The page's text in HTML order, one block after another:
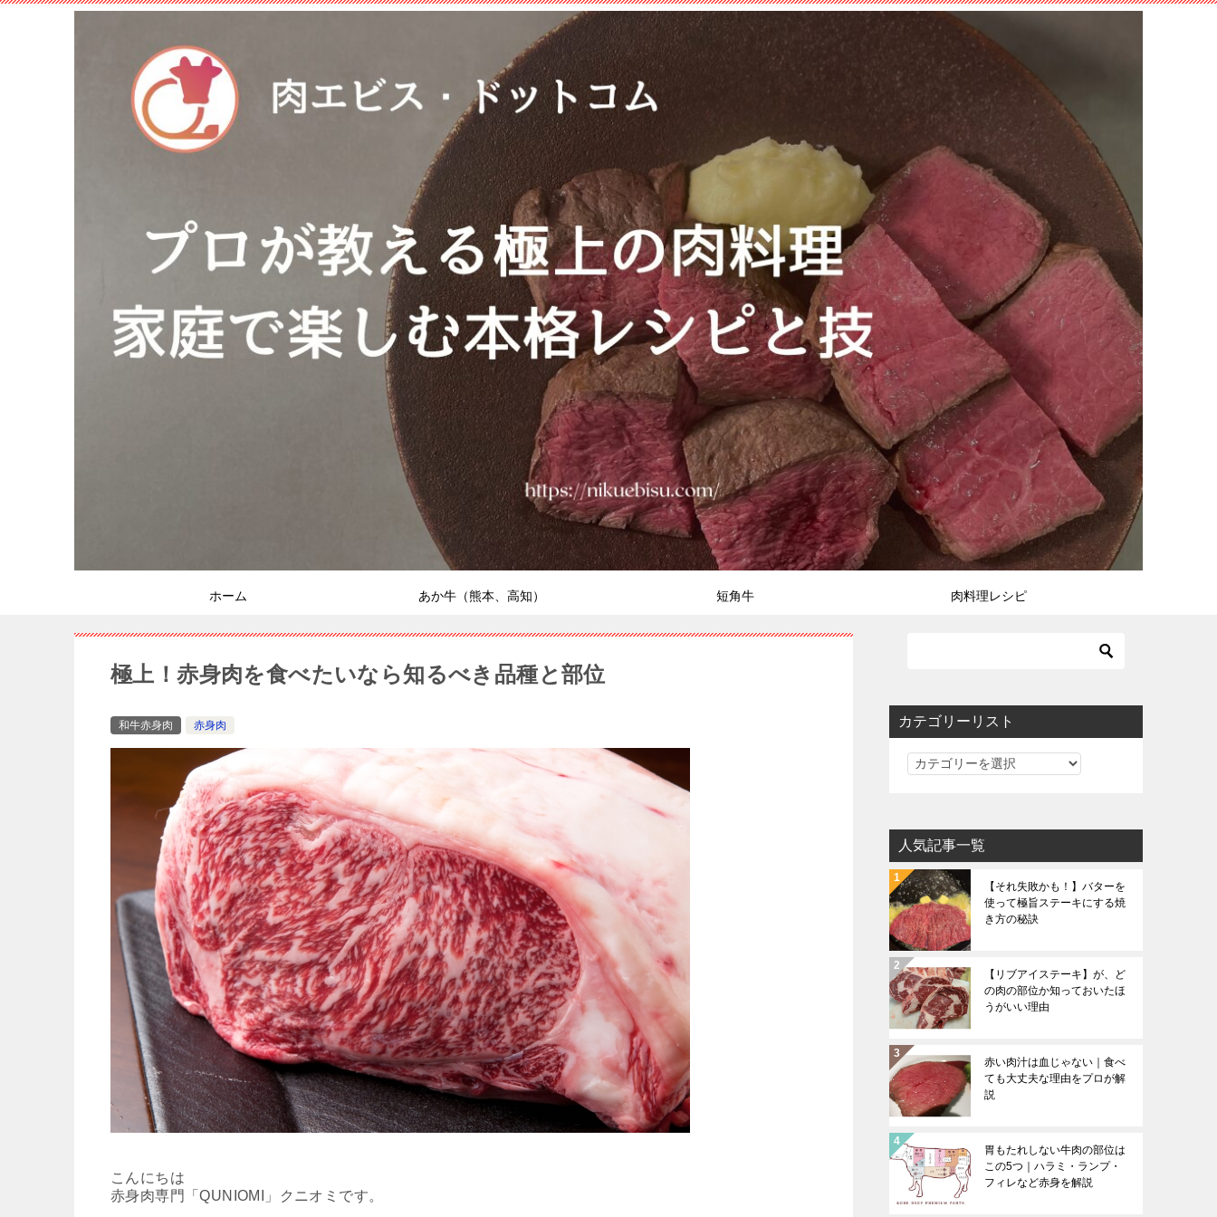
ホーム あか牛（熊本、高知） 短角牛 肉料理レシピ
極上！赤身肉を食べたいなら知るべき品種と部位
和牛赤身肉 赤身肉
こんにちは
赤身肉専門「QUNIOMI」クニオミです。
カテゴリーリスト
カ
リ
ー
リ
ス
ト
人気記事一覧
【それ失敗かも！】バターを
使って極旨ステーキにする焼
き方の秘訣
【リブアイステーキ】が、ど
の肉の部位か知っておいたほ
うがいい理由
赤い肉汁は血じゃない｜食べ
ても大丈夫な理由をプロが解
説
胃もたれしない牛肉の部位は
この5つ｜ハラミ・ランプ・
フィレなど赤身を解説